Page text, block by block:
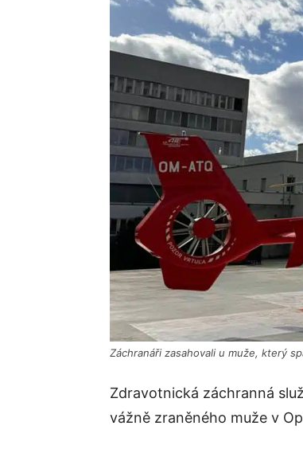
Záchranáři zasahovali u muže, který
Zdravotnická záchranná
vážně zraněného muže v